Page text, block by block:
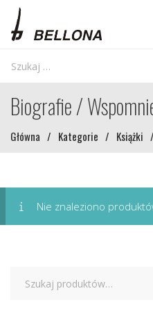
Biografie /
Główna / Kategorie / Książki /
Nie znaleziono